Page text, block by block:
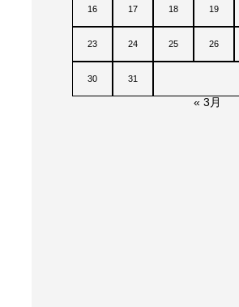
16 17 18 19
23 24 25 26
30 31
« 3月